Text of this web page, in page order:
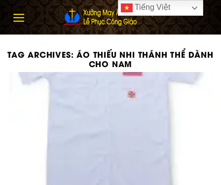
TAG ARCHIVES:ÁO THIẾU NHI THÁNH THỂ DÀNH
CHO NAM
Tiếng Việt